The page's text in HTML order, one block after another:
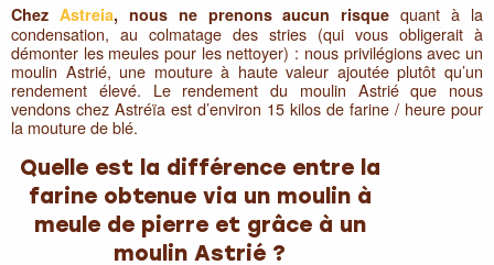
Chez Astreia, nous ne prenons aucun risque quant à la
condensation, au colmatage des stries (qui vous obligerait à
démonter les meules pour les nettoyer) : nous privilégions avec un
moulin Astrié, une mouture à haute valeur ajoutée plutôt qu’un
rendement élevé. Le rendement du moulin Astrié que nous
vendons chez Astréïa est d’environ 15 kilos de farine / heure pour
la mouture de blé.
Quelle est la différence entre la
farine obtenue via un moulin à
meule de pierre et grâce à un
moulin Astrié ?